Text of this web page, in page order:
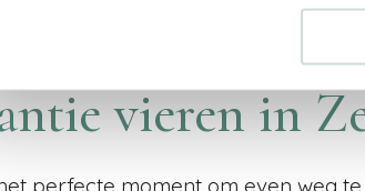
vieren in
perfecte moment om even weg